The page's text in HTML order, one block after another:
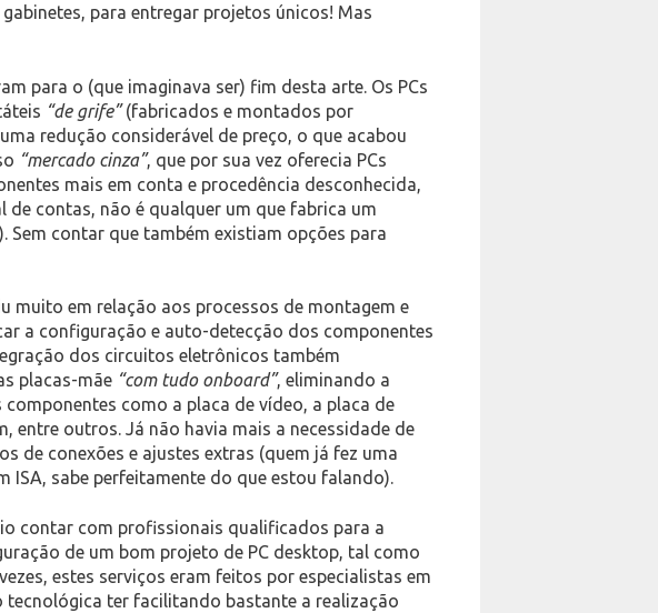
para entregar projetos únicos! Mas
para o (que imaginava ser) fim desta arte. Os PCs
“de grife”(fabricados e montados por
redução considerável de preço, o que acabou
“mercado cinza”, que por sua vez oferecia PCs
mais em conta e procedência desconhecida,
contas, não é qualquer um que fabrica um
Sem contar que também existiam opções para
muito em relação aos processos de montagem e
a configuração e auto-detecção dos componentes
dos circuitos eletrônicos também
placas-mãe “com tudo onboard”, eliminando a
como a placa de vídeo, a placa de
entre outros. Já não havia mais a necessidade de
de conexões e ajustes extras (quem já fez uma
ISA, sabe perfeitamente do que estou falando).
contar com profissionais qualificados para a
de um bom projeto de PC desktop, tal como
estes serviços eram feitos por especialistas em
tecnológica ter facilitando bastante a realização